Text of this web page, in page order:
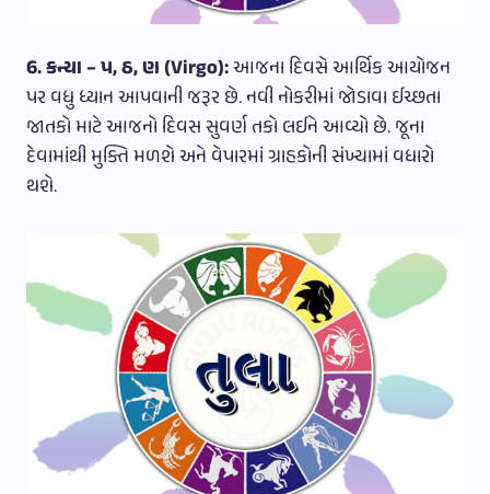
6. કન્યા – પ, ઠ, ણ (Virgo):આજના દિવસે આર્થિક આયોજન
પર વધુ ધ્યાન આપવાની જરૂર છે. નવી નોકરીમાં જોડાવા ઈચ્છતા
જાતકો માટે આજનો દિવસ સુવર્ણ તકો લઈને આવ્યો છે. જૂના
દેવામાંથી મુક્તિ મળશે અને વેપારમાં ગ્રાહકોની સંખ્યામાં વધારો
થશે.